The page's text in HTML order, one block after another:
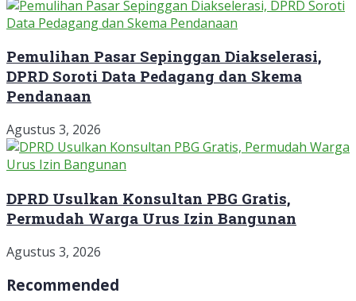
Pemulihan Pasar Sepinggan Diakselerasi,
DPRD Soroti Data Pedagang dan Skema
Pendanaan
Agustus 3, 2026
DPRD Usulkan Konsultan PBG Gratis,
Permudah Warga Urus Izin Bangunan
Agustus 3, 2026
Recommended